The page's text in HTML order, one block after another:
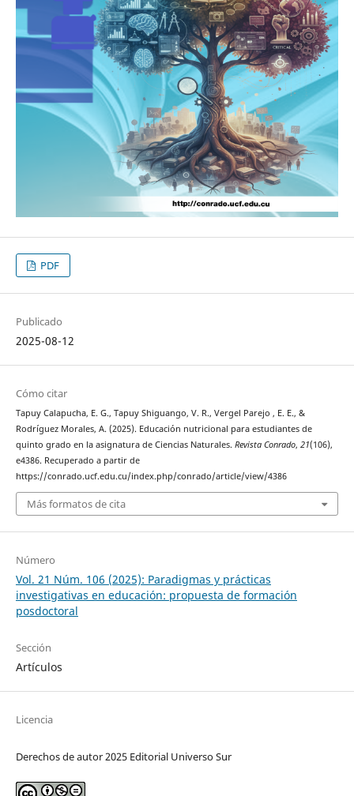
PDF
Publicado
2025-08-12
Cómo citar
Tapuy Calapucha, E. G., Tapuy Shiguango, V. R., Vergel Parejo , E. E., &
Rodríguez Morales, A. (2025). Educación nutricional para estudiantes de
quinto grado en la asignatura de Ciencias Naturales. Revista Conrado, 21(106),
e4386. Recuperado a partir de
https://conrado.ucf.edu.cu/index.php/conrado/article/view/4386
Más formatos de cita
Número
Vol. 21 Núm. 106 (2025): Paradigmas y prácticas
investigativas en educación: propuesta de formación
posdoctoral
Sección
Artículos
Licencia
Derechos de autor 2025 Editorial Universo Sur